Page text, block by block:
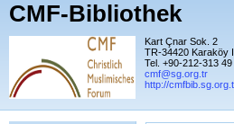
CMF-Bibliothek
Kart Çnar Sok. 2
TR-34420 Karaköy
Tel. +90-212-313 49
cmf@sg.org.tr
http://